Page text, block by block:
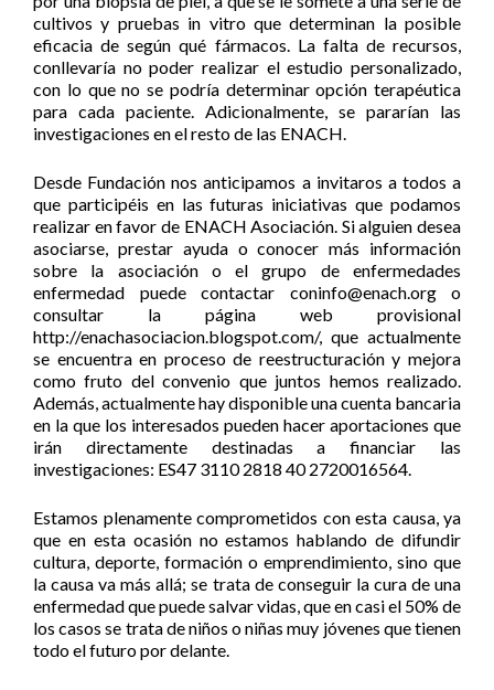
cultivos y pruebas in vitro que determinan la posible
eficacia de según qué fármacos. La falta de recursos,
conllevaría no poder realizar el estudio personalizado,
con lo que no se podría determinar opción terapéutica
para cada paciente. Adicionalmente, se pararían las
investigaciones en el resto de las ENACH.
Desde Fundación nos anticipamos a invitaros a todos a
que participéis en las futuras iniciativas que podamos
realizar en favor de ENACH Asociación. Si alguien desea
asociarse, prestar ayuda o conocer más información
sobre la asociación o el grupo de enfermedades
enfermedad puede contactar coninfo@enach.org o
consultar la página web provisional
http://enachasociacion.blogspot.com/, que actualmente
se encuentra en proceso de reestructuración y mejora
como fruto del convenio que juntos hemos realizado.
Además, actualmente hay disponible una cuenta bancaria
en la que los interesados pueden hacer aportaciones que
irán directamente destinadas a financiar las
investigaciones: ES47 3110 2818 40 2720016564.
Estamos plenamente comprometidos con esta causa, ya
que en esta ocasión no estamos hablando de difundir
cultura, deporte, formación o emprendimiento, sino que
la causa va más allá; se trata de conseguir la cura de una
enfermedad que puede salvar vidas, que en casi el 50% de
los casos se trata de niños o niñas muy jóvenes que tienen
todo el futuro por delante.